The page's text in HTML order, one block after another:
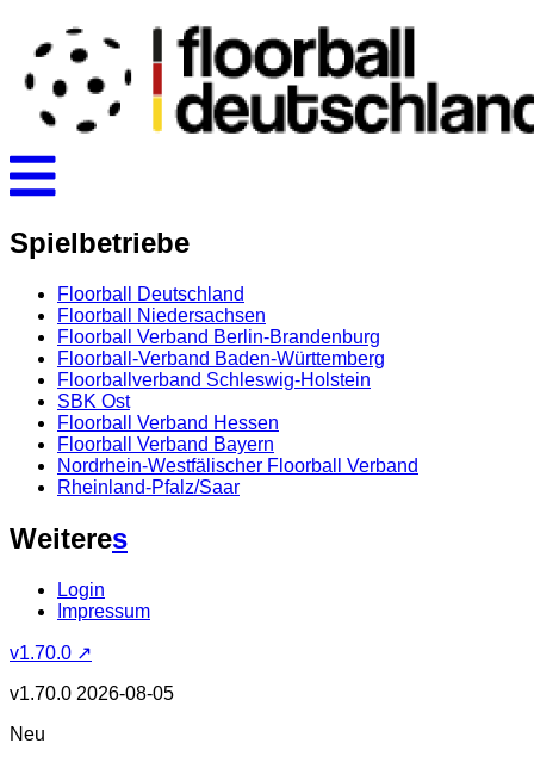
Spielbetriebe
Floorball Deutschland
Floorball Niedersachsen
Floorball Verband Berlin-Brandenburg
Floorball-Verband Baden-Württemberg
Floorballverband Schleswig-Holstein
SBK Ost
Floorball Verband Hessen
Floorball Verband Bayern
Nordrhein-Westfälischer Floorball Verband
Rheinland-Pfalz/Saar
Weiteres
Login
Impressum
v1.70.0 ↗
v1.70.0 2026-08-05
Neu